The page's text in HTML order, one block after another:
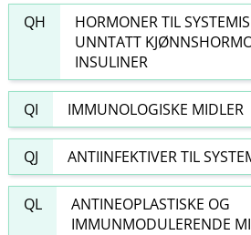
QH
HORMONER TIL
UNNTATT
INSULINER
QI IMMUNOLOGISKE MIDLER
QJ ANTIINFEKTIVER TIL
QL
ANTINEOPLASTISKE OG
IMMUNMODULERENDE